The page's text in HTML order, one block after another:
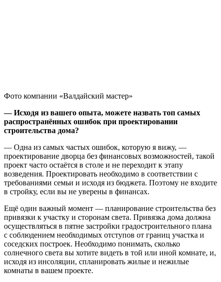
Фото компании «Валдайский мастер»
— Исходя из вашего опыта, можете назвать топ самых
распространённых ошибок при проектировании
строительства дома?
— Одна из самых частых ошибок, которую я вижу, —
проектирование дворца без финансовых возможностей, такой
проект часто остаётся в столе и не переходит к этапу
возведения. Проектировать необходимо в соответствии с
требованиями семьи и исходя из бюджета. Поэтому не входите
в стройку, если вы не уверены в финансах.
Ещё один важный момент — планирование строительства без
привязки к участку и сторонам света. Привязка дома должна
осуществляться в пятне застройки градостроительного плана
с соблюдением необходимых отступов от границ участка и
соседских построек. Необходимо понимать, сколько
солнечного света вы хотите видеть в той или иной комнате, и,
исходя из инсоляции, спланировать жилые и нежилые
комнаты в вашем проекте.